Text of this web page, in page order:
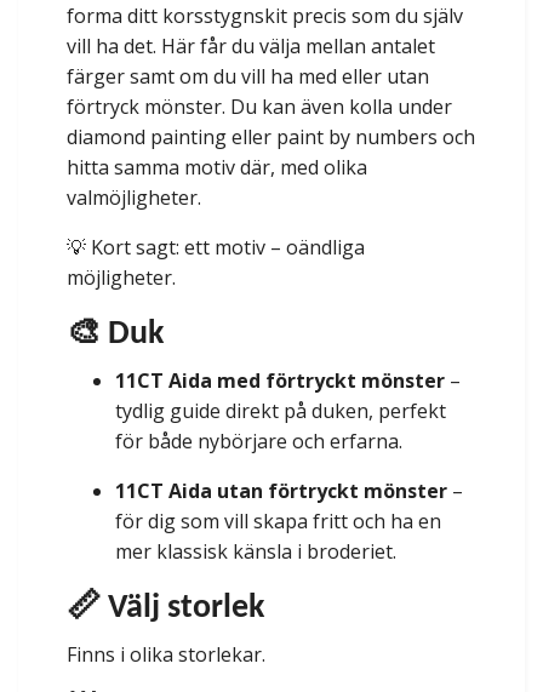
forma ditt korsstygnskit precis som du själv
vill ha det. Här får du välja mellan antalet
färger samt om du vill ha med eller utan
förtryck mönster. Du kan även kolla under
diamond painting eller paint by numbers och
hitta samma motiv där, med olika
valmöjligheter.
💡 Kort sagt: ett motiv – oändliga
möjligheter.
🎨 Duk
11CT Aida med förtryckt mönster –
tydlig guide direkt på duken, perfekt
för både nybörjare och erfarna.
11CT Aida utan förtryckt mönster –
för dig som vill skapa fritt och ha en
mer klassisk känsla i broderiet.
📏 Välj storlek
Finns i olika storlekar.